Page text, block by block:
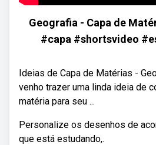
Geografia - Capa de
#capa #shortsvideo
Ideias de Capa de Matérias -
venho trazer uma linda ideia de
matéria para seu ...
Personalize os desenhos de
que está estudando,.